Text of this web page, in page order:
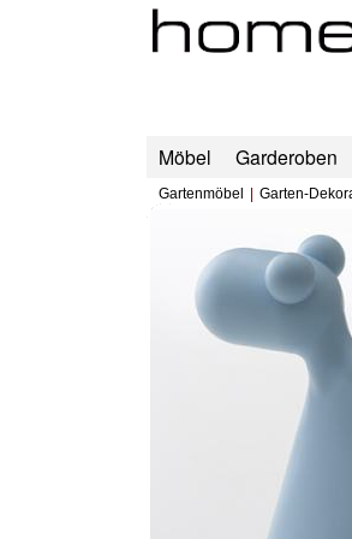
Möbel Garderoben
Gartenmöbel Garten-